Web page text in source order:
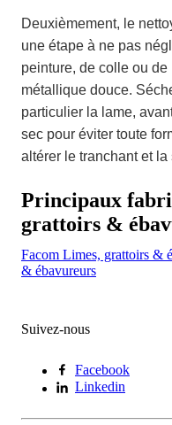
Deuxièmement, le
une étape à ne pas
peinture, de colle ou
métallique douce.
particulier la lame,
sec pour éviter toute
altérer le tranchant et
Principaux
grattoirs &
Facom Limes, grattoirs &
& ébavureurs
Suivez-nous
Facebook
Linkedin